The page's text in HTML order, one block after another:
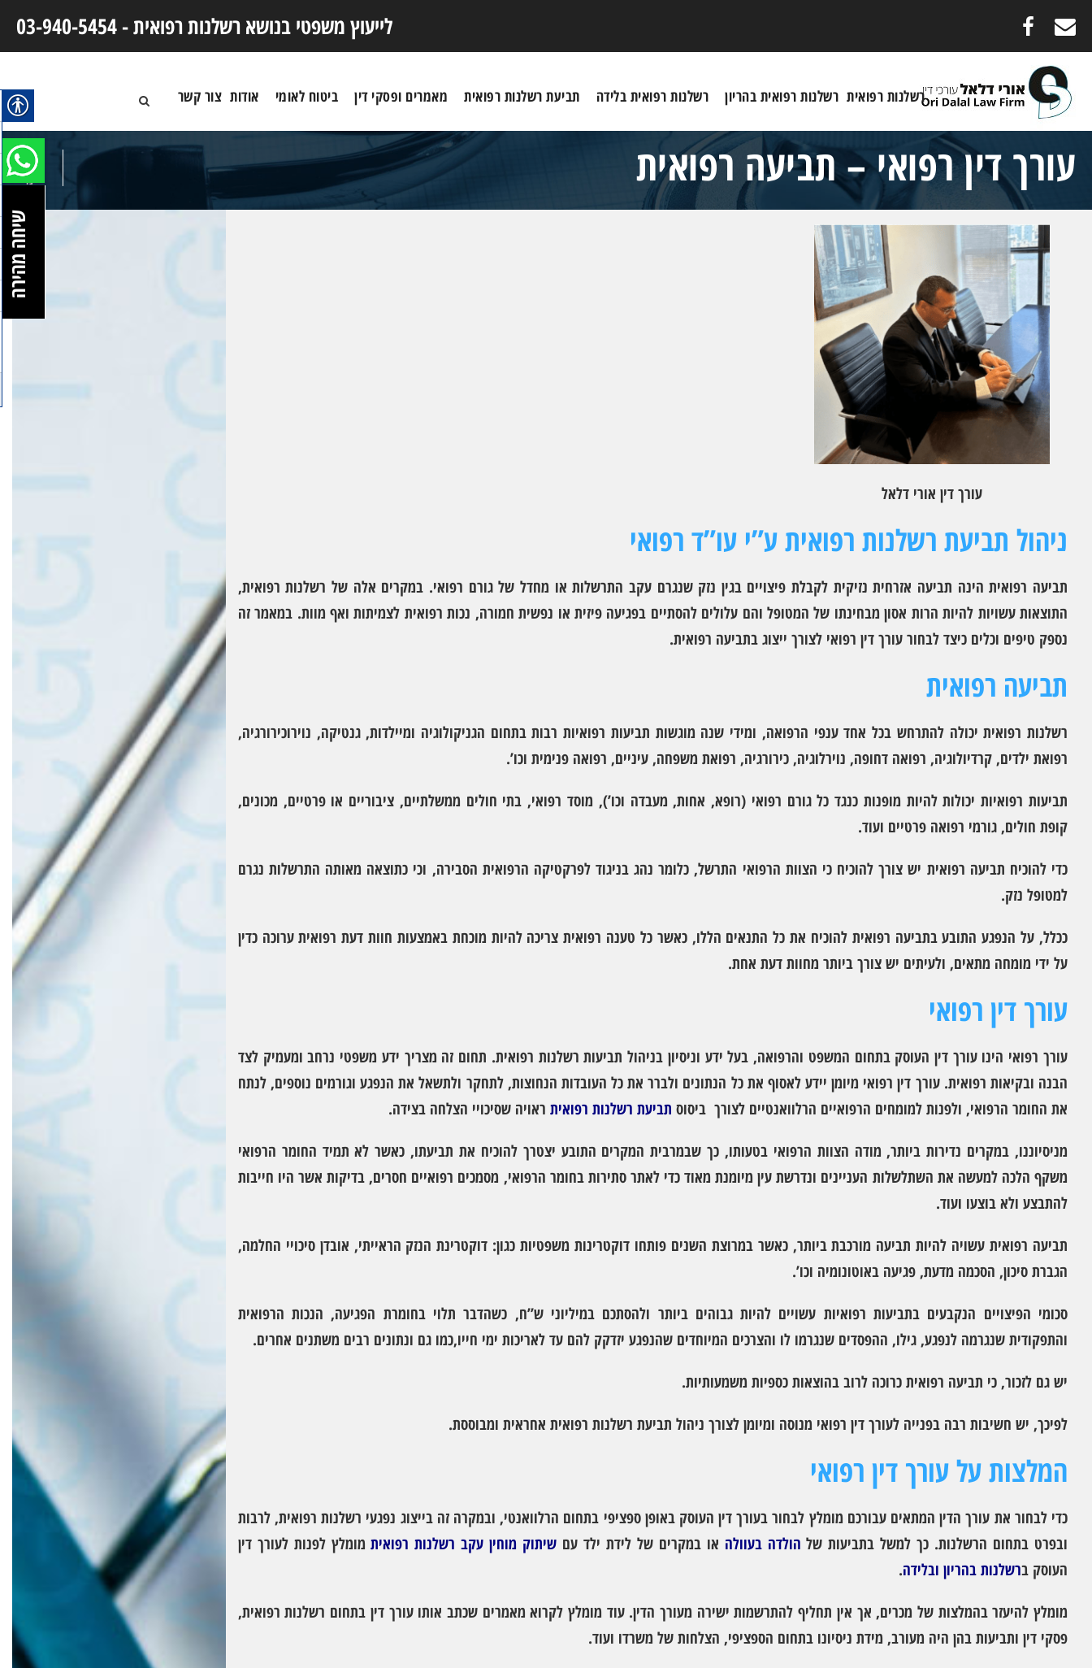
לייעוץ משפטי בנושא רשלנות רפואית -03-940-5454
רשלנות רפואית רשלנות רפואית בהריון רשלנות רפואית בלידה תביעת רשלנות רפואית מאמרים ופסקי דין ביטוח לאומי אודות צור קשר
20
ינו עורך דין רפואי – תביעה רפואית
עורך דין אורי דלאל
ניהול תביעת רשלנות רפואית ע”י עו”ד רפואי
תביעה רפואית הינה תביעה אזרחית נזיקית לקבלת פיצויים בגין נזק שנגרם עקב התרשלות או מחדל של גורם רפואי. במקרים אלה של רשלנות רפואית,
התוצאות עשויות להיות הרות אסון מבחינתו של המטופל והם עלולים להסתיים בפגיעה פיזית או נפשית חמורה, נכות רפואית לצמיתות ואף מוות. במאמר זה
נספק טיפים וכלים כיצד לבחור עורך דין רפואי לצורך ייצוג בתביעה רפואית.
תביעה רפואית
רשלנות רפואית יכולה להתרחש בכל אחד ענפי הרפואה, ומידי שנה מוגשות תביעות רפואיות רבות בתחום הגניקולוגיה ומיילדות, גנטיקה, נוירוכירורגיה,
רפואת ילדים, קרדיולוגיה, רפואה דחופה, נוירלוגיה, כירורגיה, רפואת משפחה, עיניים, רפואה פנימית וכו’.
תביעות רפואיות יכולות להיות מופנות כנגד כל גורם רפואי (רופא, אחות, מעבדה וכו’), מוסד רפואי, בתי חולים ממשלתיים, ציבוריים או פרטיים, מכונים,
קופת חולים, גורמי רפואה פרטיים ועוד.
כדי להוכיח תביעה רפואית יש צורך להוכיח כי הצוות הרפואי התרשל, כלומר נהג בניגוד לפרקטיקה הרפואית הסבירה, וכי כתוצאה מאותה התרשלות נגרם
למטופל נזק.
ככלל, על הנפגע התובע בתביעה רפואית להוכיח את כל התנאים הללו, כאשר כל טענה רפואית צריכה להיות מוכחת באמצעות חוות דעת רפואית ערוכה כדין
על ידי מומחה מתאים, ולעיתים יש צורך ביותר מחוות דעת אחת.
עורך דין רפואי
עורך רפואי הינו עורך דין העוסק בתחום המשפט והרפואה, בעל ידע וניסיון בניהול תביעות רשלנות רפואית. תחום זה מצריך ידע משפטי נרחב ומעמיק לצד
הבנה ובקיאות רפואית. עורך דין רפואי מיומן יידע לאסוף את כל הנתונים ולברר את כל העובדות הנחוצות, לתחקר ולתשאל את הנפגע וגורמים נוספים, לנתח
את החומר הרפואי, ולפנות למומחים הרפואיים הרלוואנטיים לצורך ביסוס תביעת רשלנות רפואית ראויה שסיכויי הצלחה בצידה.
מניסיוננו, במקרים נדירות ביותר, מודה הצוות הרפואי בטעותו, כך שבמרבית המקרים התובע יצטרך להוכיח את תביעתו, כאשר לא תמיד החומר הרפואי
משקף הלכה למעשה את השתלשלות העניינים ונדרשת עין מיומנת מאוד כדי לאתר סתירות בחומר הרפואי, מסמכים רפואיים חסרים, בדיקות אשר היו חייבות
להתבצע ולא בוצעו ועוד.
תביעה רפואית עשויה להיות תביעה מורכבת ביותר, כאשר במרוצת השנים פותחו דוקטרינות משפטיות כגון: דוקטרינת הנזק הראייתי, אובדן סיכויי החלמה,
הגברת סיכון, הסכמה מדעת, פגיעה באוטונומיה וכו’.
סכומי הפיצויים הנקבעים בתביעות רפואיות עשויים להיות גבוהים ביותר ולהסתכם במיליוני ש”ח, כשהדבר תלוי בחומרת הפגיעה, הנכות הרפואית
והתפקודית שנגרמה לנפגע, גילו, ההפסדים שנגרמו לו והצרכים המיוחדים שהנפגע יזדקק להם עד לאריכות ימי חייו,כמו גם ונתונים רבים משתנים אחרים.
יש גם לזכור, כי תביעה רפואית כרוכה לרוב בהוצאות כספיות משמעותיות.
לפיכך, יש חשיבות רבה בפנייה לעורך דין רפואי מנוסה ומיומן לצורך ניהול תביעת רשלנות רפואית אחראית ומבוססת.
המלצות על עורך דין רפואי
כדי לבחור את עורך הדין המתאים עבורכם מומלץ לבחור בעורך דין העוסק באופן ספציפי בתחום הרלוואנטי, ובמקרה זה בייצוג נפגעי רשלנות רפואית, לרבות
ובפרט בתחום הרשלנות. כך למשל בתביעות של הולדה בעוולה או במקרים של לידת ילד עם שיתוק מוחין עקב רשלנות רפואיתמומלץ לפנות לעורך דין
העוסק ברשלנות בהריון ובלידה.
מומלץ להיעזר בהמלצות של מכרים, אך אין תחליף להתרשמות ישירה מעורך הדין. עוד מומלץ לקרוא מאמרים שכתב אותו עורך דין בתחום רשלנות רפואית,
פסקי דין ותביעות בהן היה מעורב, מידת ניסיונו בתחום הספציפי, הצלחות של משרדו ועוד.
שיחה מהירה